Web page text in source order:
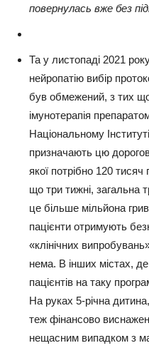
повернулась вже без
Та у листопаді 2021
нейропатію вибір
був обмежений, з тих
імунотерапія
Національному
призначають цю
якої потрібно 120 тисяч
що три тижні, загальна
це більше мільйона
пацієнти отримують
«клінічних
нема. В інших містах,
пацієнтів на таку
На руках 5-річна
теж фінансово
нещасним випадком з